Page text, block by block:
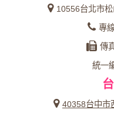
外，我們會視需要公佈統
除非取得您的同意或其他
的個人資料揭露予第三人
贈獎時，本網站會收集您
10556台北市
專
傳
統一
40358台中市